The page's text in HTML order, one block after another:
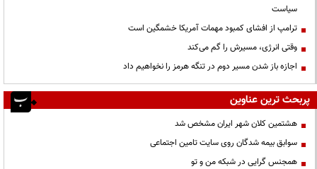
سیاست
ترامپ از افشای کمبود مهمات آمریکا خشمگین است
وقتی انرژی، مسیرش را گم می‌کند
اجازه باز شدن مسیر دوم در تنگه هرمز را نخواهیم داد
پربحث ترین عناوین
هشتمین کلان شهر ایران مشخص شد
سوابق بیمه شدگان روی سایت تامین اجتماعی
همجنس گرایی در شبکه من و تو